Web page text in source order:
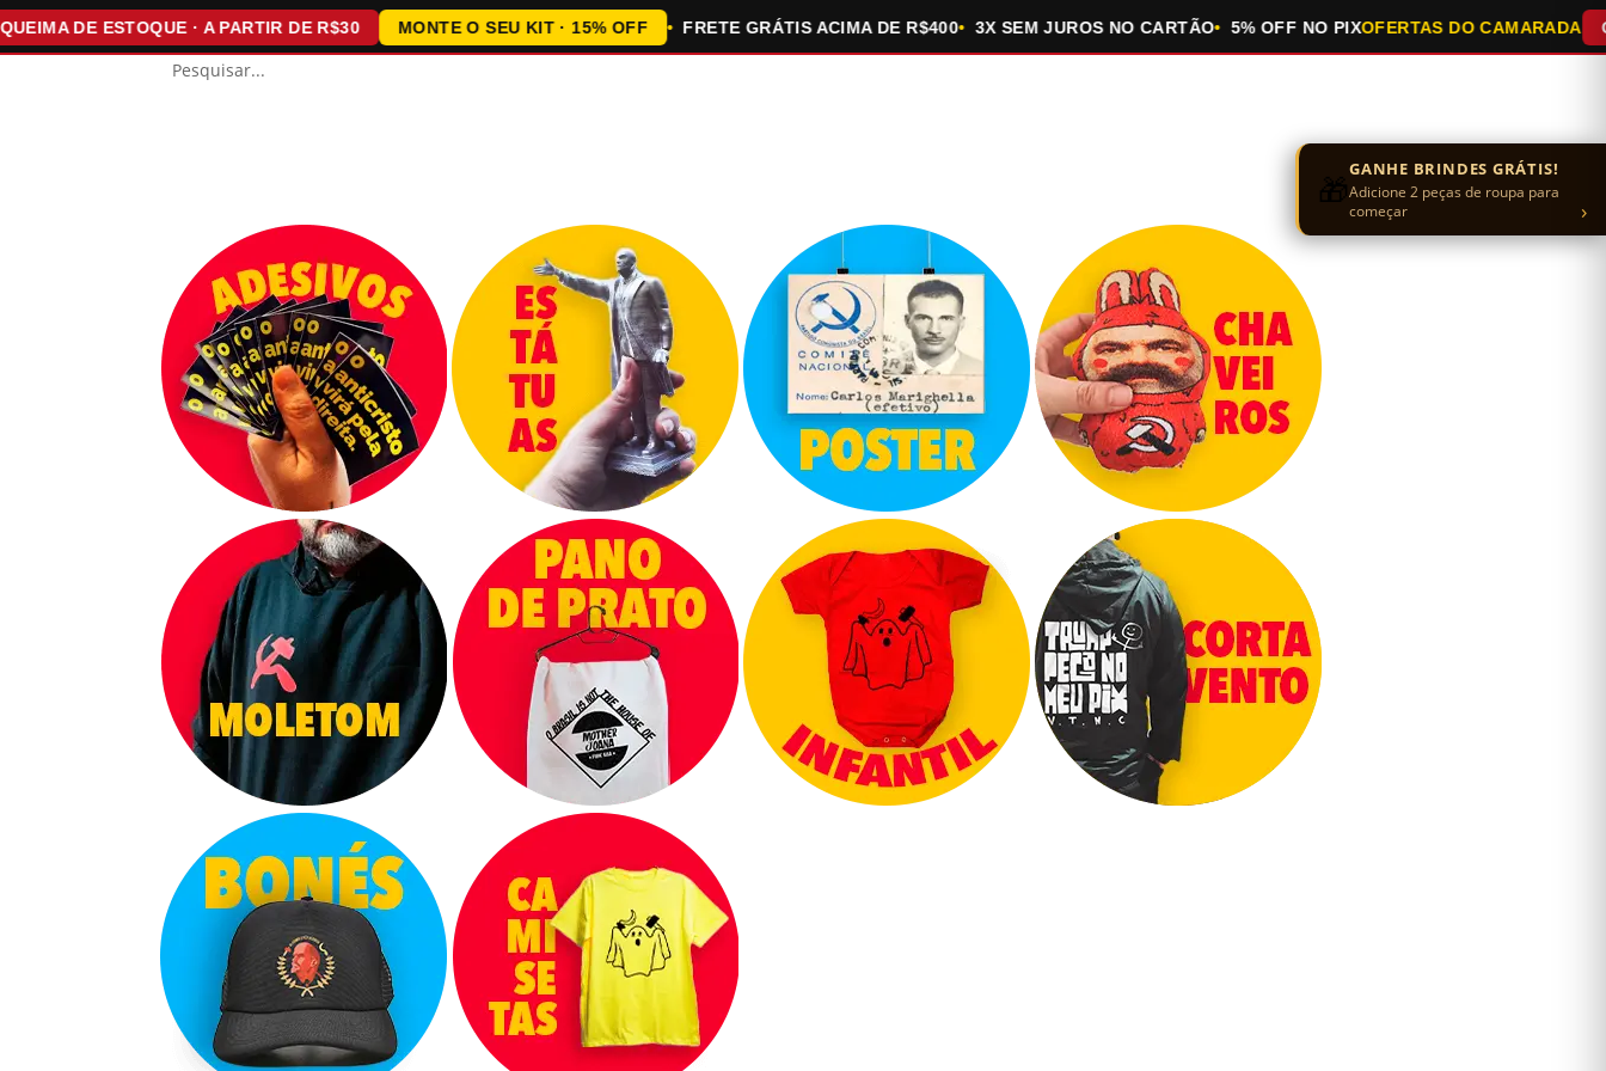
DE ESTOQUE · A PARTIR DE R$30 MONTE O SEU KIT · 15% OFF FRETE GRÁTIS ACIMA DE R$400 3X SEM JUROS NO CARTÃO 5% OFF NO PIXOFERTAS DO CAMARADA
🎁GANHE BRINDES GRÁTIS!
Adicione 2 peças de roupa para
começar
›